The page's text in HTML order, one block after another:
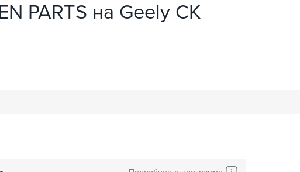
PARTS на Geely CK